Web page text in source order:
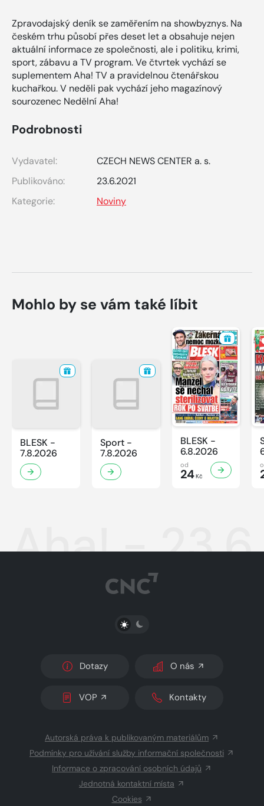
Zpravodajský deník se zaměřením na showbyznys. Na
českém trhu působí přes deset let a obsahuje nejen
aktuální informace ze společnosti, ale i politiku, krimi,
sport, zábavu a TV program. Ve čtvrtek vychází se
suplementem Aha! TV a pravidelnou čtenářskou
kuchařkou. V neděli pak vychází jeho magazínový
sourozenec Nedělní Aha!
Podrobnosti
Vydavatel:
CZECH NEWS CENTER a. s.
Publikováno:
23.6.2021
Kategorie:
Noviny
Mohlo by se vám také líbit
BLESK -
7.8.2026
Sport -
7.8.2026
BLESK -
6.8.2026
od
24Kč
Aha! -
PŘEPNOUT SVĚTLÝ/TMAVÝ REŽIM
Dotazy O nás
VOP Kontakty
Autorská práva k publikovaným materiálům
Podmínky pro užívání služby informační společnosti
Informace o zpracování osobních údajů
Jednotná kontaktní místa
Cookies